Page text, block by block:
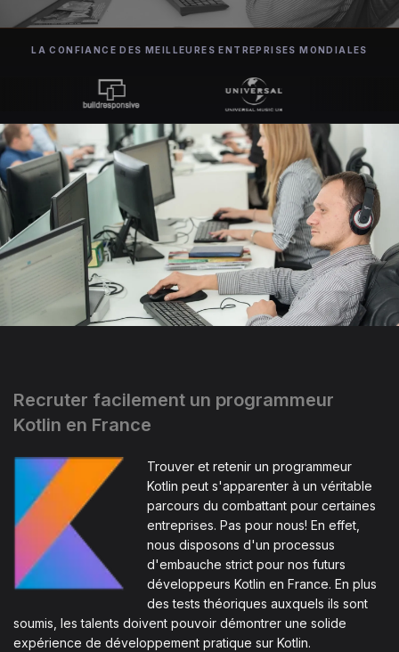
LA CONFIANCE DES MEILLEURES ENTREPRISES MONDIALES
Recruter facilement un programmeur
Kotlin en France
Trouver et retenir un programmeur
Kotlin peut s'apparenter à un véritable
parcours du combattant pour certaines
entreprises. Pas pour nous! En effet,
nous disposons d'un processus
d'embauche strict pour nos futurs
développeurs Kotlin en France. En plus
des tests théoriques auxquels ils sont
soumis, les talents doivent pouvoir démontrer une solide
expérience de développement pratique sur Kotlin.